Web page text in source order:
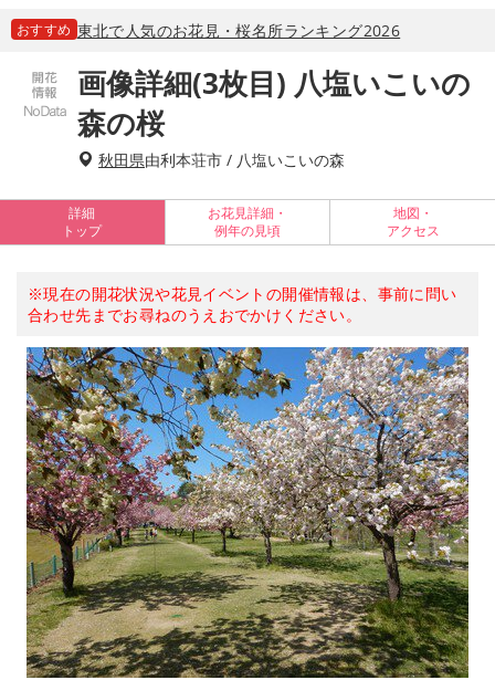
おすすめ 東北で人気のお花見・桜名所ランキング2026
画像詳細(3枚目) 八塩いこいの
森の桜
秋田県由利本荘市 / 八塩いこいの森
詳細
トップ
お花見詳細・
例年の見頃
地図・
アクセス
※現在の開花状況や花見イベントの開催情報は、事前に問い
合わせ先までお尋ねのうえおでかけください。